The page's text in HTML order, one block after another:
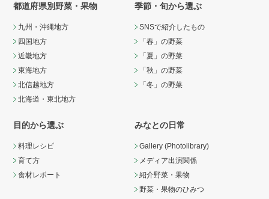
都道府県別野菜・果物
九州・沖縄地方
四国地方
近畿地方
東海地方
北信越地方
北海道・東北地方
季節・旬から選ぶ
SNSで紹介したもの
「春」の野菜
「夏」の野菜
「秋」の野菜
「冬」の野菜
目的から選ぶ
料理レシピ
育て方
食材レポート
みなとの日常
Gallery (Photolibrary)
メディア出演関係
紹介野菜・果物
野菜・果物のひみつ